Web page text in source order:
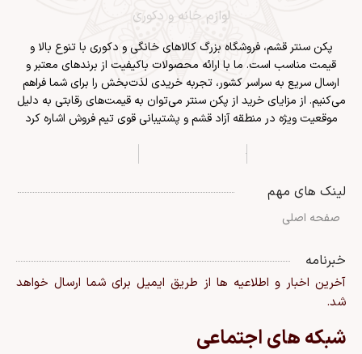
لوازم خانه و دکوری
پکن سنتر قشم، فروشگاه بزرگ کالاهای خانگی و دکوری با تنوع بالا و
قیمت مناسب است. ما با ارائه محصولات باکیفیت از برندهای معتبر و
ارسال سریع به سراسر کشور، تجربه خریدی لذت‌بخش را برای شما فراهم
می‌کنیم. از مزایای خرید از پکن سنتر می‌توان به قیمت‌های رقابتی به دلیل
موقعیت ویژه در منطقه آزاد قشم و پشتیبانی قوی تیم فروش اشاره کرد
لینک های مهم
صفحه اصلی
خبرنامه
آخرین اخبار و اطلاعیه ها از طریق ایمیل برای شما ارسال خواهد
شد.
شبکه های اجتماعی